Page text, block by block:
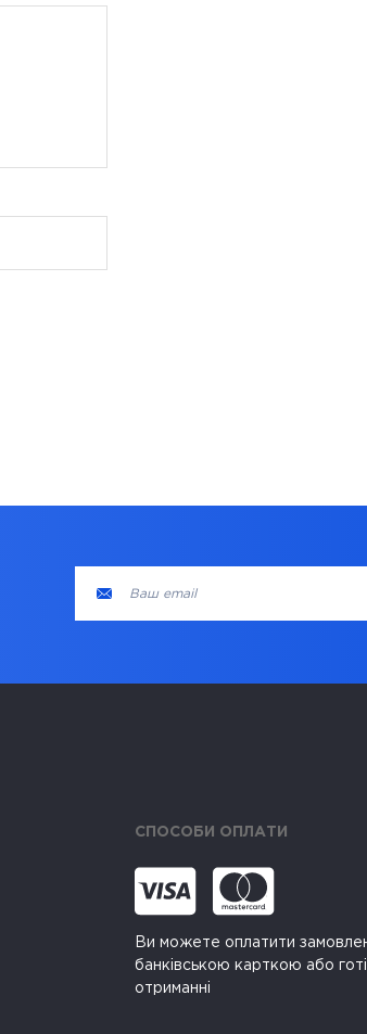
СПОСОБИ ОПЛАТИ
Ви можете оплатити
банківською карткою або
отриманні